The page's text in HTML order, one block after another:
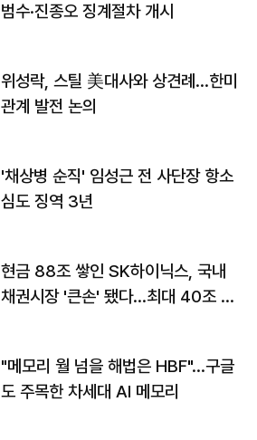
범수·진종오 징계절차 개시
위성락, 스틸 美대사와 상견례…한미
관계 발전 논의
'채상병 순직' 임성근 전 사단장 항소
심도 징역 3년
현금 88조 쌓인 SK하이닉스, 국내
채권시장 '큰손' 됐다…최대 40조 투
"메모리 월 넘을 해법은 HBF"…구글
도 주목한 차세대 AI 메모리